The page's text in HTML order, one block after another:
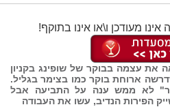
מעודכן ו\או אינו בתוקף!
את עצמה בבוקר של שופינג בקניון
ארוחת בוקר כמו בצימר בגליל.
לא ממש ענה על התביעה אבל
הפירות הנדיב, עשו את העבודה